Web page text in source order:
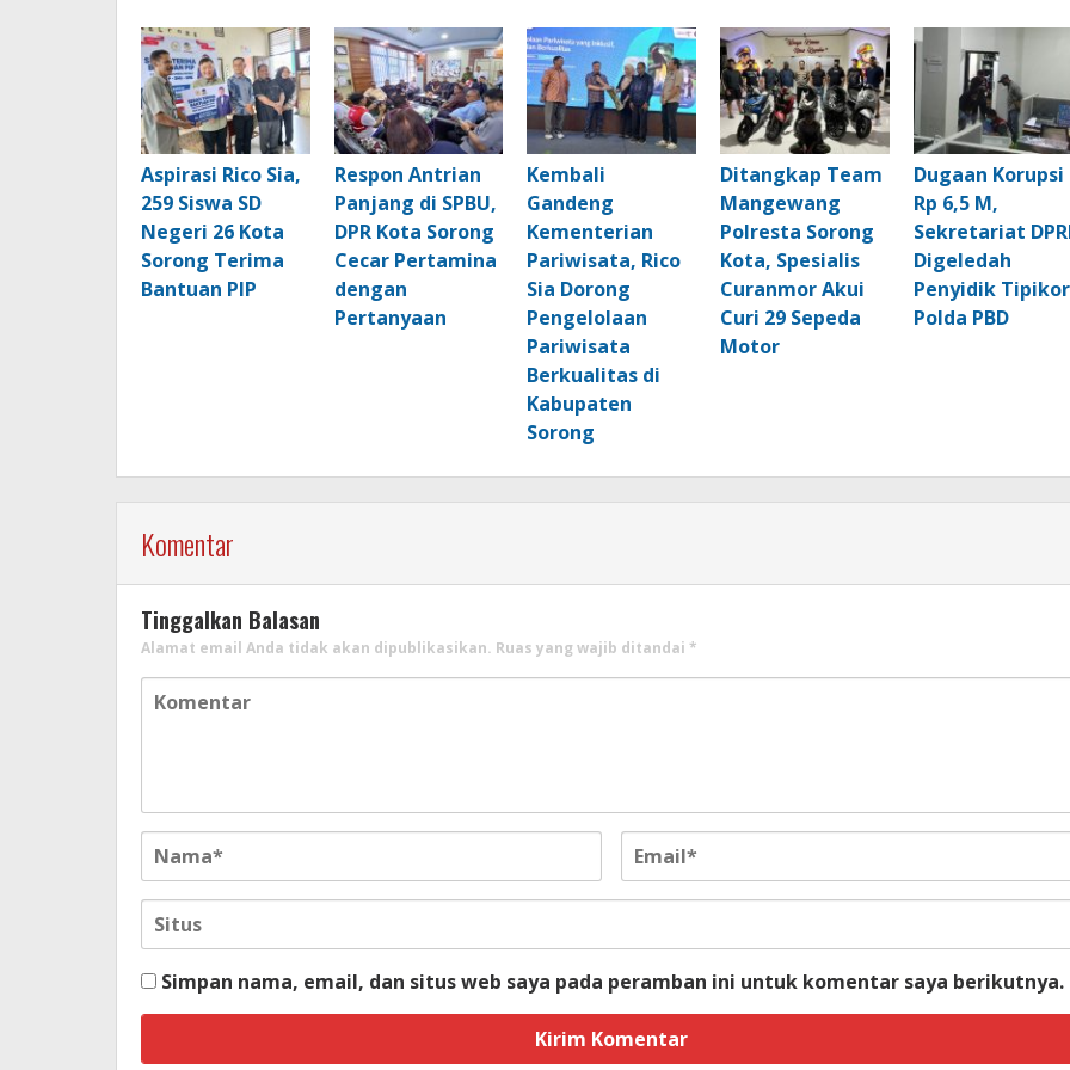
Aspirasi Rico Sia,
259 Siswa SD
Negeri 26 Kota
Sorong Terima
Bantuan PIP
Respon Antrian
Panjang di SPBU,
DPR Kota Sorong
Cecar Pertamina
dengan
Pertanyaan
Kembali
Gandeng
Kementerian
Pariwisata, Rico
Sia Dorong
Pengelolaan
Pariwisata
Berkualitas di
Kabupaten
Sorong
Ditangkap Team
Mangewang
Polresta Sorong
Kota, Spesialis
Curanmor Akui
Curi 29 Sepeda
Motor
Dugaan Korupsi
Rp 6,5 M,
Sekretariat
Digeledah
Penyidik Tipikor
Polda PBD
Komentar
Tinggalkan Balasan
Alamat email Anda tidak akan dipublikasikan. Ruas yang wajib ditandai *
Simpan nama, email, dan situs web saya pada peramban ini untuk komentar saya berikutnya.